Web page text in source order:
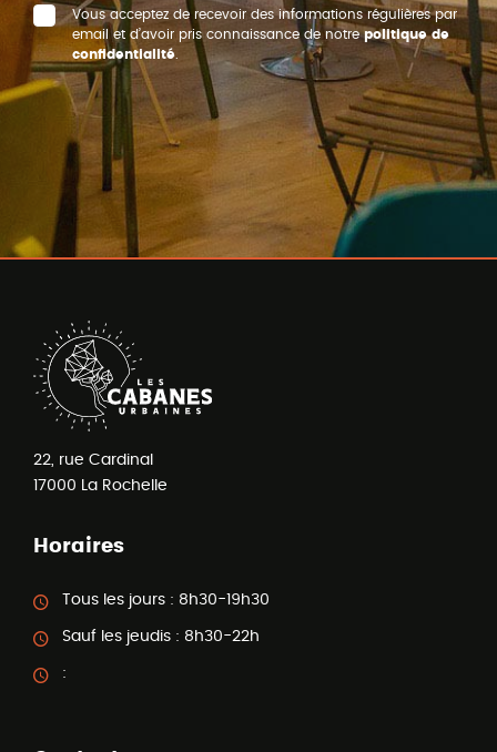
Vous acceptez de recevoir des informations régulières par
email et d’avoir pris connaissance de notrepolitique de
confidentialité
22, rue Cardinal
17000 La Rochelle
Horaires
Tous les jours : 8h30-19h30
Sauf les jeudis : 8h30-22h
: